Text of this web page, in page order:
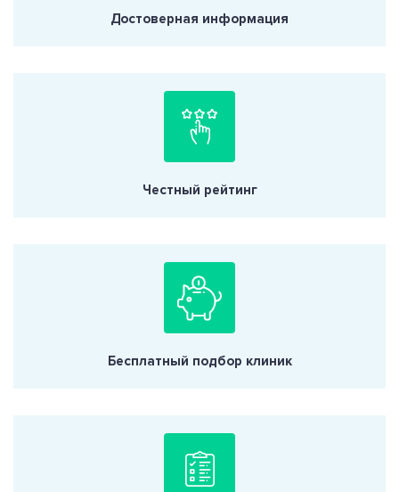
Достоверная информация
Честный рейтинг
Бесплатный подбор клиник